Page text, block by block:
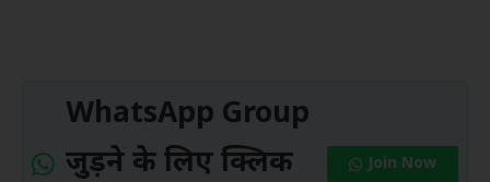
WhatsApp Group
जुड़ने के लिए क्लिक
Join Now